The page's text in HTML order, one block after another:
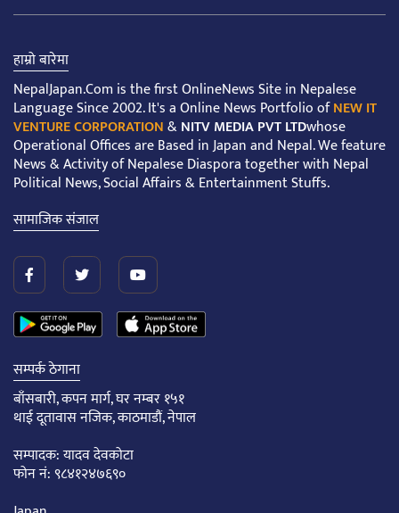
हाम्रो बारेमा
NepalJapan.Com is the first OnlineNews Site in Nepalese
Language Since 2002. It's a Online News Portfolio ofNEW IT
VENTURE CORPORATION&NITV MEDIA PVT LTDwhose
Operational Offices are Based in Japan and Nepal. We feature
News & Activity of Nepalese Diaspora together with Nepal
Political News, Social Affairs & Entertainment Stuffs.
सामाजिक संजाल
सम्पर्क ठेगाना
बाँसबारी, कपन मार्ग, घर नम्बर १५१
थाई दूतावास नजिक, काठमाडौं, नेपाल
सम्पादक: यादव देवकोटा
फोन नं: ९८४१२४७६९०